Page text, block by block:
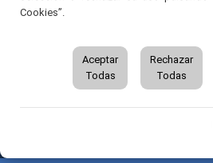
2026 © Sociedad Española de
Cookies”.
Aceptar
Todas
Rechazar
Todas